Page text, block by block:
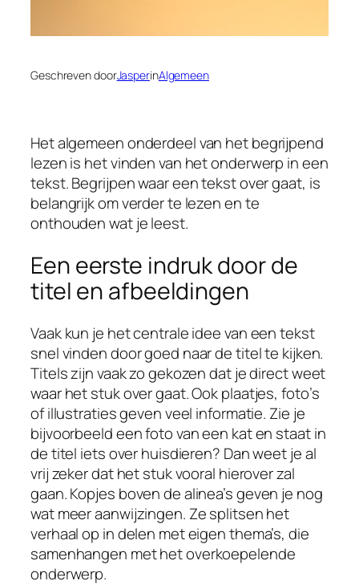
Geschreven doorJasperinAlgemeen
Het algemeen onderdeel van het begrijpend
lezen is het vinden van het onderwerp in een
tekst. Begrijpen waar een tekst over gaat, is
belangrijk om verder te lezen en te
onthouden wat je leest.
Een eerste indruk door de
titel en afbeeldingen
Vaak kun je het centrale idee van een tekst
snel vinden door goed naar de titel te kijken.
Titels zijn vaak zo gekozen dat je direct weet
waar het stuk over gaat. Ook plaatjes, foto’s
of illustraties geven veel informatie. Zie je
bijvoorbeeld een foto van een kat en staat in
de titel iets over huisdieren? Dan weet je al
vrij zeker dat het stuk vooral hierover zal
gaan. Kopjes boven de alinea’s geven je nog
wat meer aanwijzingen. Ze splitsen het
verhaal op in delen met eigen thema’s, die
samenhangen met het overkoepelende
onderwerp.